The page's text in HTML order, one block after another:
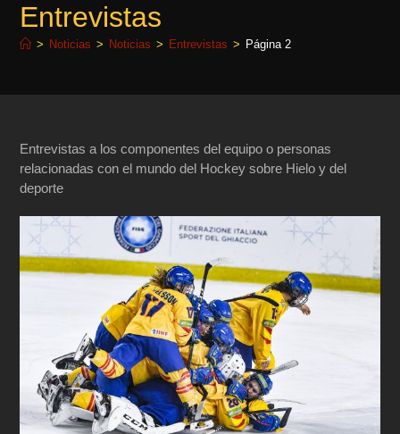
Entrevistas
> Noticias > Noticias > Entrevistas > Página 2
Entrevistas a los componentes del equipo o personas
relacionadas con el mundo del Hockey sobre Hielo y del
deporte